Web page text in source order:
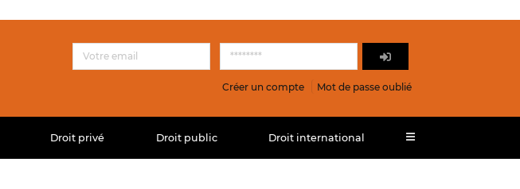
Créer un compte Mot de passe oublié
Droit privé Droit public Droit international